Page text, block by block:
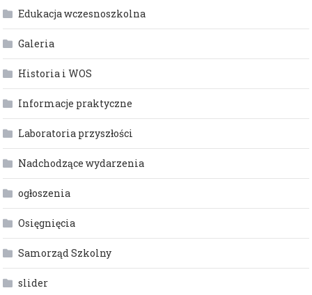
Edukacja wczesnoszkolna
Galeria
Historia i WOS
Informacje praktyczne
Laboratoria przyszłości
Nadchodzące wydarzenia
ogłoszenia
Osięgnięcia
Samorząd Szkolny
slider